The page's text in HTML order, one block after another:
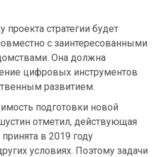
проекта стратегии будет
с заинтересованными
Она должна
цифровых инструментов
развитием.
подготовки новой
отметил, действующая
в 2019 году
условиях. Поэтому задачи